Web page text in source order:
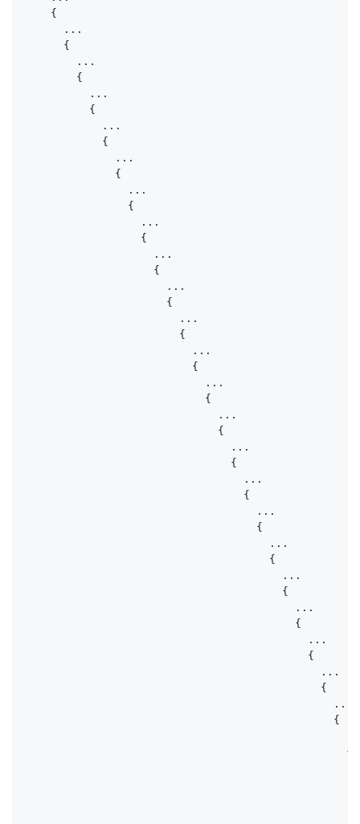
    {
      ...
      {
        ...
        {
          ...
          {
            ...
            {
              ...
              {
                ...
                {
                  ...
                  {
                    ...
                    {
                      ...
                      {
                        ...
                        {
                          ...
                          {
                            ...
                            {
                              ...
                              {
                                ...
                                {
                                  ...
                                  {
                                    ...
                                    {
                                      ...
                                      {
                                        ...
                                        {
                                          ...
                                          {
                                            ...
                                            {
                                              ...
                                              {
                                                ...
                                                {
                                                  {